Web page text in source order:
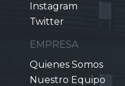
Instagram
Twitter
EMPRESA
Quienes Somos
Nuestro Equipo